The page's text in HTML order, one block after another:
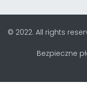
© 2022. All rights
Bezpieczne